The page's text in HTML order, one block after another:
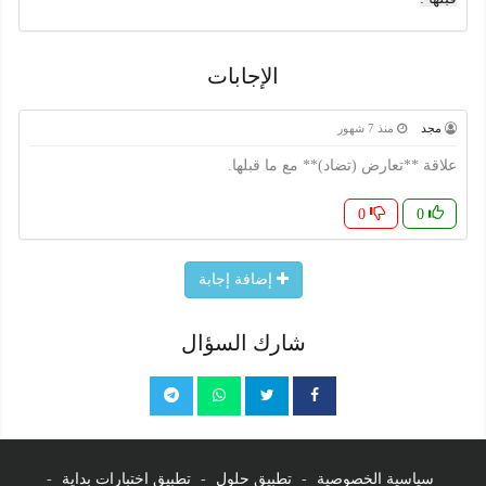
الإجابات
مجد منذ 7 شهور
علاقة **تعارض (تضاد)** مع ما قبلها.
0
0
إضافة إجابة
شارك السؤال
سياسية الخصوصية - تطبيق حلول - تطبيق اختبارات بداية -